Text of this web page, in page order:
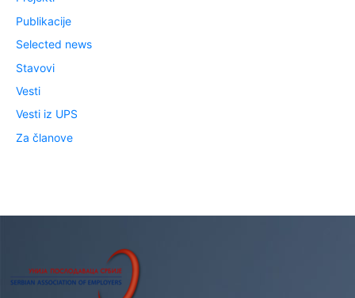
Publikacije
Selected news
Stavovi
Vesti
Vesti iz UPS
Za članove